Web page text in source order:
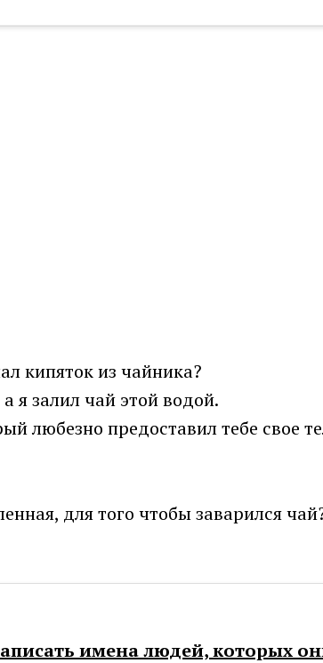
кипяток из чайника?
я залил чай этой водой.
любезно предоставил тебе свое
для того чтобы заварился
имена людей, которых